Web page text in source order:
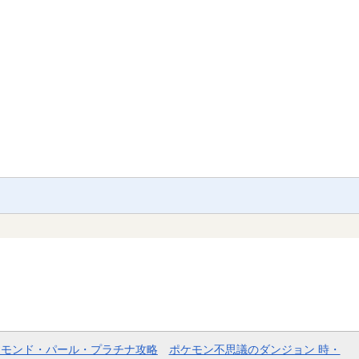
ンド・パール・プラチナ攻略 ポケモン不思議のダンジョン 時・